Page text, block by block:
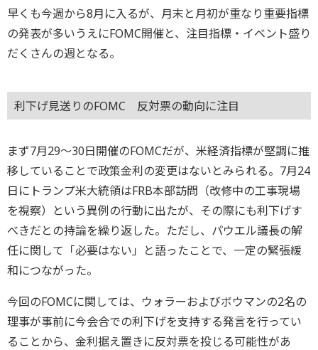
早くも今週から8月に入るが、月末と月初が重なり重要指標
の発表が多いうえにFOMC開催と、注目指標・イベント盛り
だくさんの週となる。
利下げ見送りのFOMC 反対票の動向に注目
まず7月29～30日開催のFOMCだが、米経済指標が堅調に推
移していることで政策金利の変更はないとみられる。7月24
日にトランプ米大統領はFRB本部訪問（改修中の工事現場
を視察）という異例の行動に出たが、その際にも利下げす
べきだとの持論を繰り返した。ただし、パウエル議長の解
任に関して「必要はない」と語ったことで、一定の緊張緩
和につながった。
今回のFOMCに関しては、ウォラーおよびボウマンの2名の
理事が事前に今会合での利下げを支持する発言を行ってい
ることから、金利据え置きに反対票を投じる可能性があ